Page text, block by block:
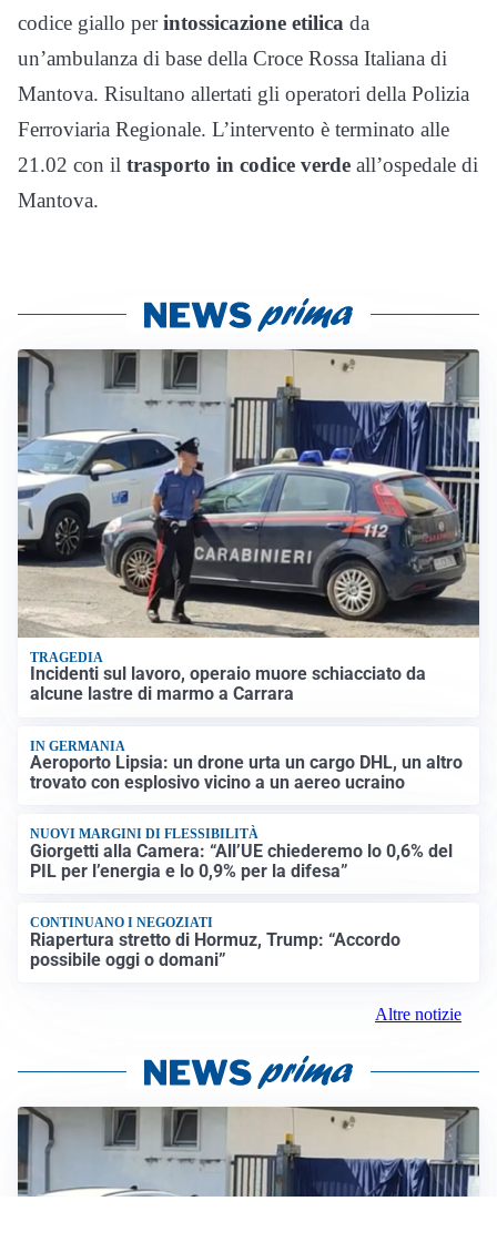
codice giallo perintossicazione etilica da
un’ambulanza di base della Croce Rossa Italiana di
Mantova. Risultano allertati gli operatori della Polizia
Ferroviaria Regionale. L’intervento è terminato alle
21.02 con il trasporto in codice verde all’ospedale di
Mantova.
TRAGEDIA
Incidenti sul lavoro, operaio muore schiacciato da
alcune lastre di marmo a Carrara
IN GERMANIA
Aeroporto Lipsia: un drone urta un cargo DHL, un altro
trovato con esplosivo vicino a un aereo ucraino
NUOVI MARGINI DI FLESSIBILITÀ
Giorgetti alla Camera: “All’UE chiederemo lo 0,6% del
PIL per l’energia e lo 0,9% per la difesa”
CONTINUANO I NEGOZIATI
Riapertura stretto di Hormuz, Trump: “Accordo
possibile oggi o domani”
Altre notizie